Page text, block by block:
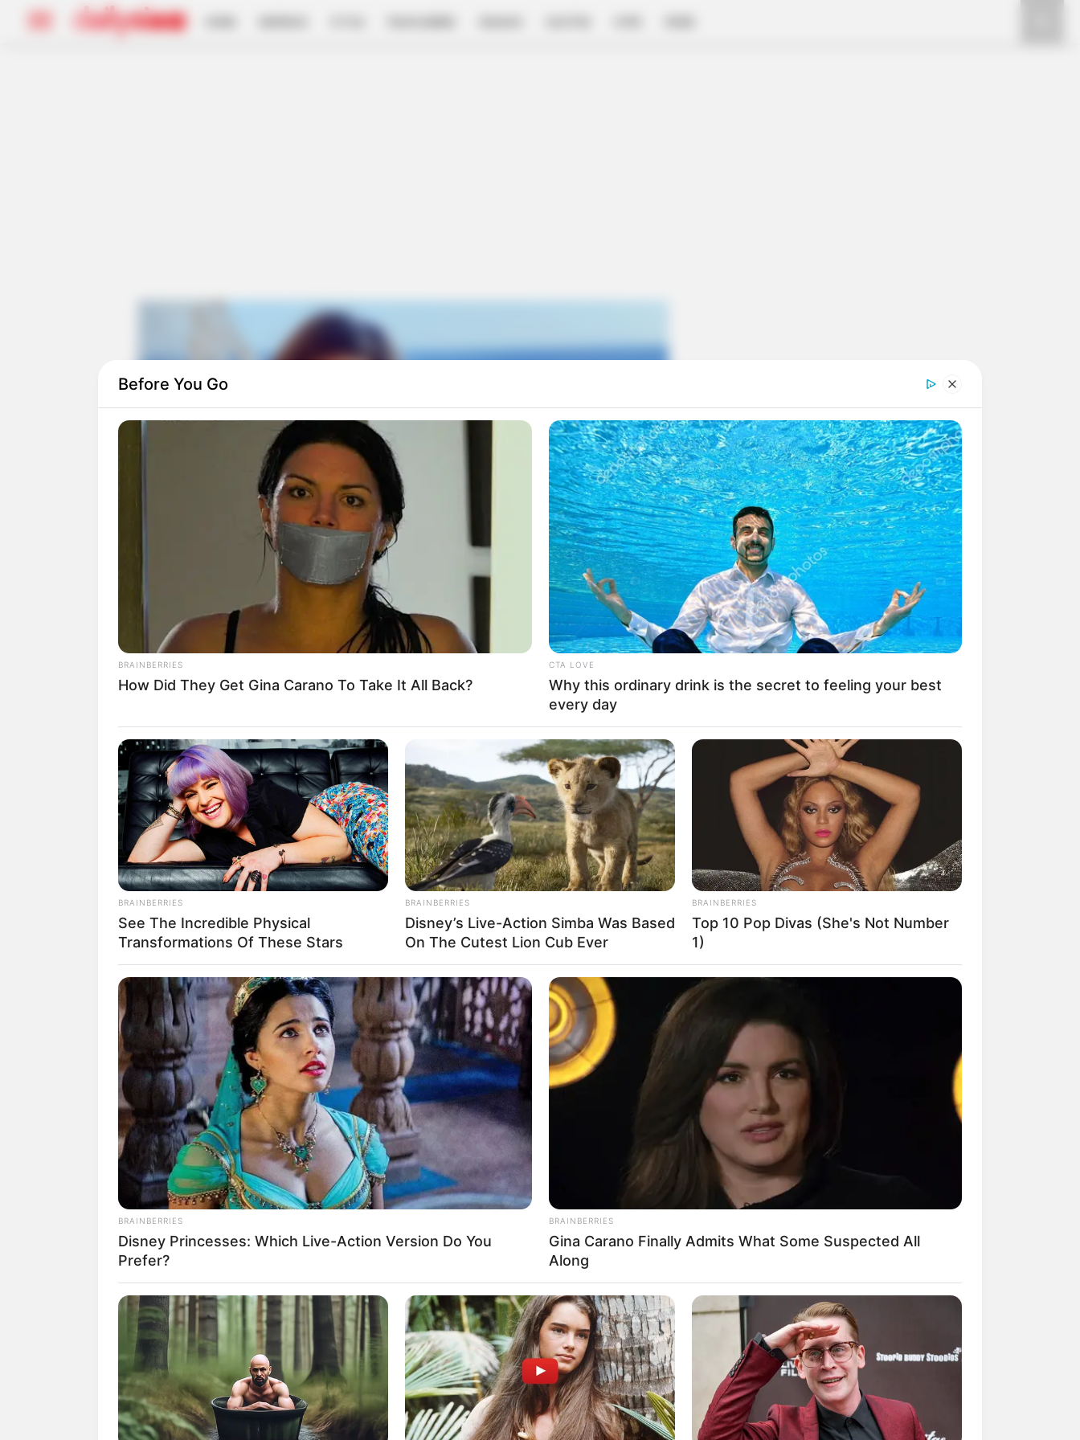
Chantiq Schagerl
VOTE
Tanggal Lahir:
4 Oktober 2003
Tempat Lahir:
Salzburg,Austria
Umur:
22 Tahun
Profesi:
Aktris
SHARE TWEET SHARE WHATSAPP TELEGRAM LINE
Chantiq Schagerl adalah seorang aktris yang berasal dari Indonesia.
Ia populer sebagai pemeran utama dari film yang berjudulHafalan Shalat Delisa
pemain web seriesLayla Majnun(2021) di Netflix.
Daftar isi
Karier
Ia adalah remaja yang mempunyai darah belasteran Indonesia dan Austria. Ayahnya yang berasal
dari Austria sedangkan ibunya dari Indonesia. perpaduan yang cocok sehingga melahirkan remaja
cantik seperti dirinya.
Disamping kecantikannya ternyata ia telah memendam bakat yang luar biasa dalam dirinya. Ia
bahkan sudah berkarir sebagai pemain film saat usianya masih sangat muda.
Serem! 9 Chat Ojek Online &
Pelanggan Ini Bikin Auto
Merinding
Bikin Ngakak, 10 Potret
Cosplay Murah Pakai Bahan
Seadanya
Anti Mainstream, 10 Cara
Membawa Barang Belanjaan
Versi Warga Thailand
Before You Go
BRAINBERRIES
How Did They Get Gina Carano To Take It All Back?
CTA LOVE
Why this ordinary drink is the secret to feeling your best
every day
BRAINBERRIES
See The Incredible Physical
Transformations Of These Stars
BRAINBERRIES
Disney’s Live-Action Simba Was Based
On The Cutest Lion Cub Ever
BRAINBERRIES
Top 10 Pop Divas (She's Not Number
1)
BRAINBERRIES
Disney Princesses: Which Live-Action Version Do You
Prefer?
BRAINBERRIES
Gina Carano Finally Admits What Some Suspected All
Along